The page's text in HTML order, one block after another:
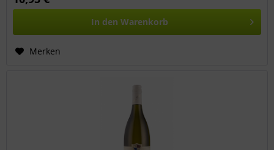
In den Warenkorb
Merken